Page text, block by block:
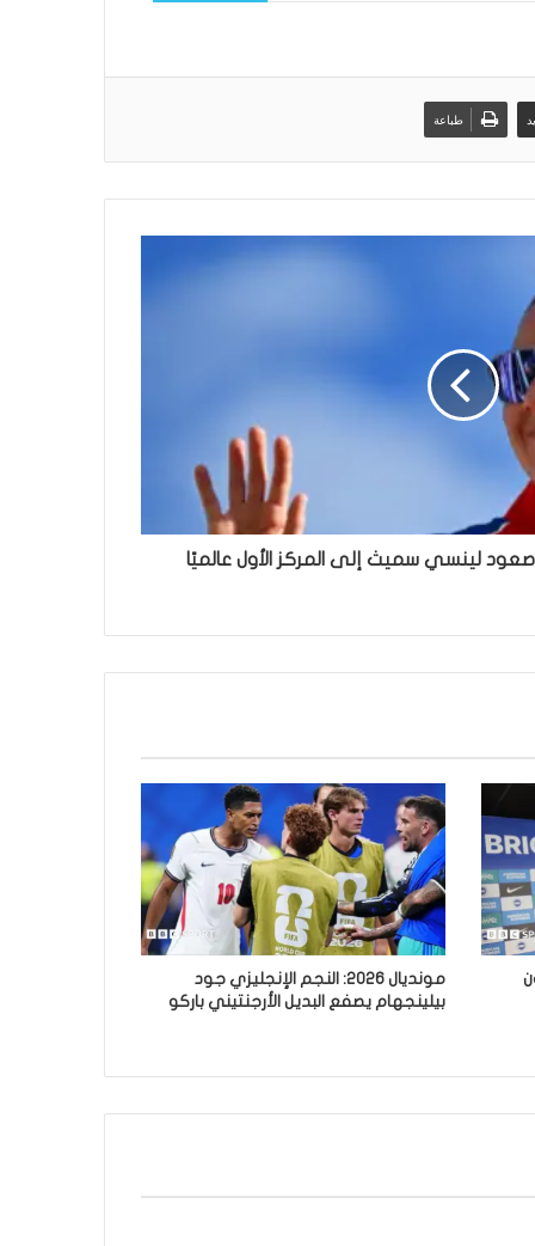
طباعة
مونديال 2026: النجم الإنجليزي جود
بيلينجهام يصفع البديل الأرجنتيني باركو